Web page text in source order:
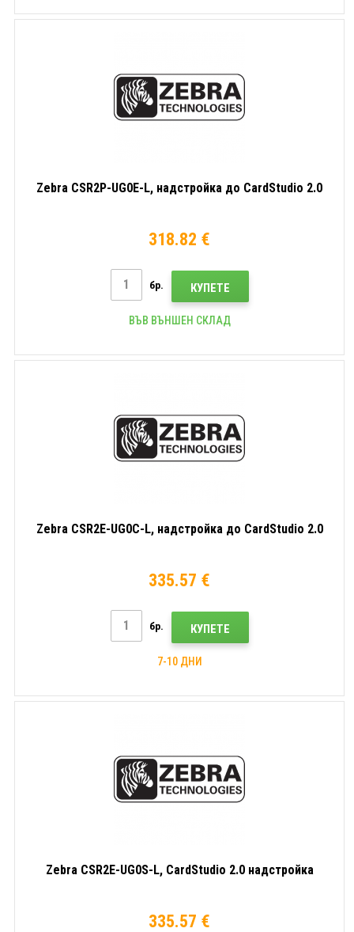
Zebra CSR2P-UG0E-L, надстройка до CardStudio 2.0
318.82 €
бр. КУПЕТЕ
ВЪВ ВЪНШЕН СКЛАД
Zebra CSR2E-UG0C-L, надстройка до CardStudio 2.0
335.57 €
бр. КУПЕТЕ
7-10 ДНИ
Zebra CSR2E-UG0S-L, CardStudio 2.0 надстройка
335.57 €